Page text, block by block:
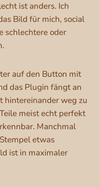
ist anders. Ich
Bild für mich, social
schlechtere oder
auf den Button mit
das Plugin fängt an
hintereinander weg zu
meist echt perfekt
Manchmal
etwas
ist in maximaler